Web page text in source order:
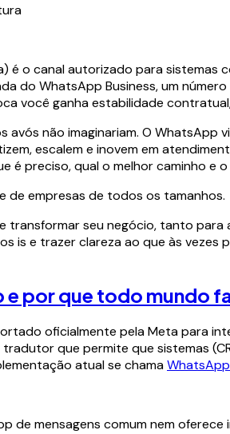
é o canal autorizado para
do WhatsApp Business, um
você ganha estabilidade
não imaginariam. O
escalem e inovem em
preciso, qual o melhor caminho e
de empresas de todos os tamanhos.
transformar seu negócio, tanto
is e trazer clareza ao que às
por que todo mundo
oficialmente pela Meta para
que permite que sistemas
atual se chama
de mensagens comum nem